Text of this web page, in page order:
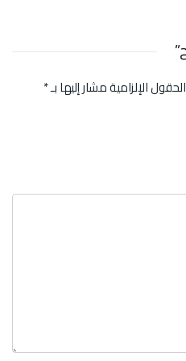
الحقول الإلزامية مشار إليها بـ*